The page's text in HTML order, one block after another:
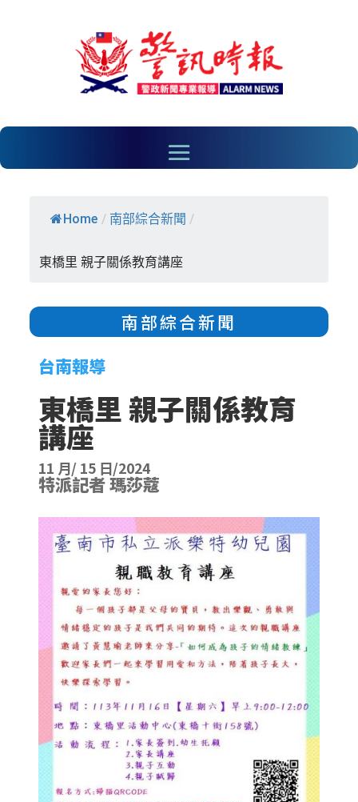
Home / 南部綜合新聞 /
東橋里 親子關係教育講座
南部綜合新聞
台南報導
東橋里 親子關係教育
講座
11 月/ 15 日/2024
特派記者 瑪莎蔻